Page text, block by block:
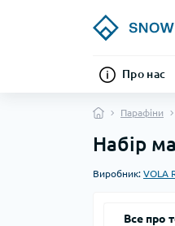
Про нас
Парафіни
Набір
Виробник: VOLA
Все про